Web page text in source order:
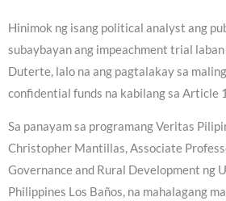
Hinimok ng isang political analyst ang
subaybayan ang impeachment trial
Duterte, lalo na ang pagtalakay sa
confidential funds na kabilang sa Article
Sa panayam sa programang Veritas
Christopher Mantillas, Associate
Governance and Rural Development ng
Philippines Los Baños, na mahalagang